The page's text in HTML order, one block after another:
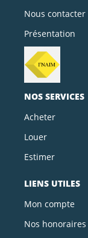
Nous contacter
Présentation
NOS SERVICES
Acheter
Louer
Estimer
LIENS UTILES
Mon compte
Nos honoraires